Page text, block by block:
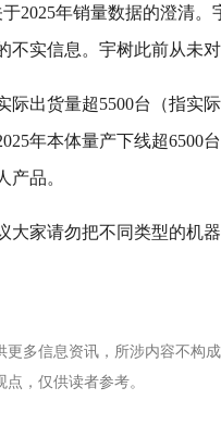
2025年销量数据的澄清
不实信息。宇树此前从未
际出货量超5500台（指实
年本体量产下线超6500
产品。
大家请勿把不同类型的机
多信息资讯，所涉内容不构
，仅供读者参考。